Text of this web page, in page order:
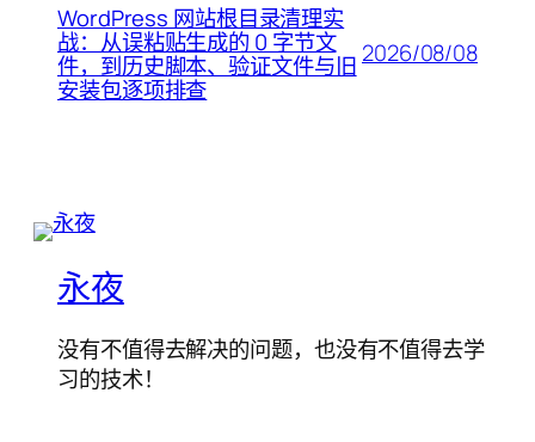
WordPress 网站根目录清理实
战：从误粘贴生成的 0 字节文
件，到历史脚本、验证文件与旧
安装包逐项排查
2026/08/08
永夜
没有不值得去解决的问题，也没有不值得去学
习的技术！